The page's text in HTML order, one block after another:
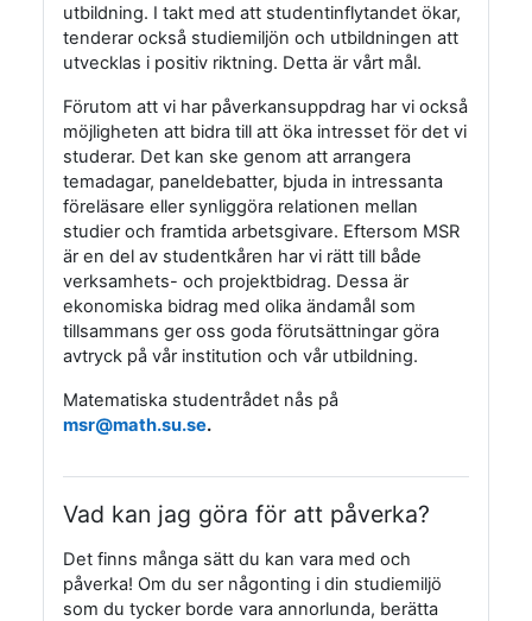
utbildning. I takt med att studentinflytandet ökar,
tenderar också studiemiljön och utbildningen att
utvecklas i positiv riktning. Detta är vårt mål.
Förutom att vi har påverkansuppdrag har vi också
möjligheten att bidra till att öka intresset för det vi
studerar. Det kan ske genom att arrangera
temadagar, paneldebatter, bjuda in intressanta
föreläsare eller synliggöra relationen mellan
studier och framtida arbetsgivare. Eftersom MSR
är en del av studentkåren har vi rätt till både
verksamhets- och projektbidrag. Dessa är
ekonomiska bidrag med olika ändamål som
tillsammans ger oss goda förutsättningar göra
avtryck på vår institution och vår utbildning.
Matematiska studentrådet nås på
msr@math.su.se.
Vad kan jag göra för att påverka?
Det finns många sätt du kan vara med och
påverka! Om du ser någonting i din studiemiljö
som du tycker borde vara annorlunda, berätta